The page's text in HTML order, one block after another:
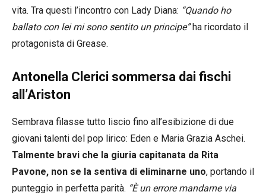
vita. Tra questi l’incontro con Lady Diana: “Quando ho
ballato con lei mi sono sentito un principe”ha ricordato il
protagonista di Grease.
Antonella Clerici sommersa dai fischi
all’Ariston
Sembrava filasse tutto liscio fino all’esibizione di due
giovani talenti del pop lirico: Eden e Maria Grazia Aschei.
Talmente bravi che la giuria capitanata da Rita
Pavone, non se la sentiva di eliminarne uno, portando il
punteggio in perfetta parità. “È un errore mandarne via